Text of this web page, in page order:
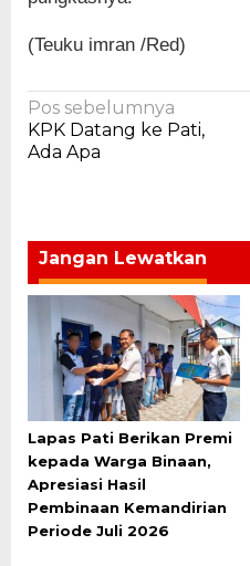
(Teuku imran /Red)
Navigasi
pos
Pos sebelumnya
KPK Datang ke Pati,
Ada Apa
Jangan Lewatkan
Lapas Pati Berikan Premi
kepada Warga Binaan,
Apresiasi Hasil
Pembinaan Kemandirian
Periode Juli 2026